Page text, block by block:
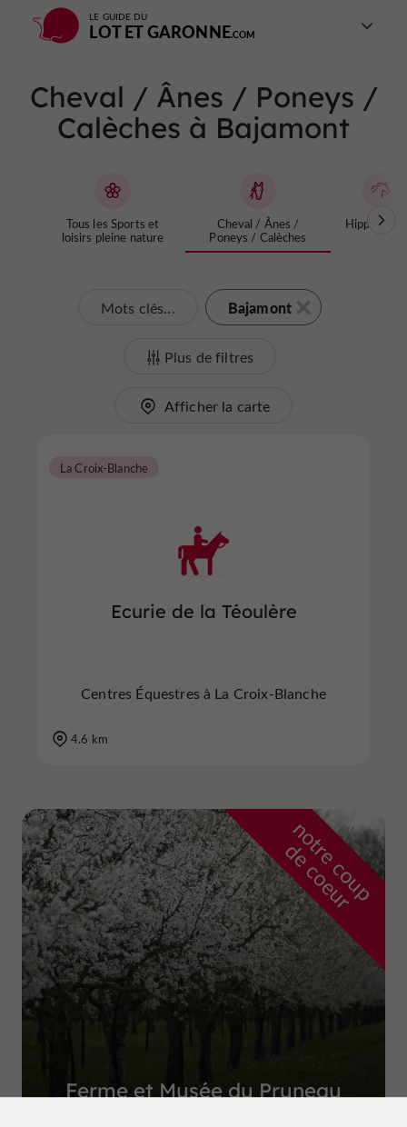
LE GUIDE DU
LOT ET GARONNE
Cheval / Ânes / Poneys /
Calèches à Bajamont
Tous les Sports et
loisirs pleine nature
Cheval / Ânes /
Poneys / Calèches
Mots clés... Bajamont
Plus de filtres
Afficher la carte
Ecurie de la Téoulère
La Croix-Blanche
Centres Équestres à La Croix-Blanche
4.6 km
n
o
t
r
e
c
o
u
p
d
e
c
o
e
u
r
Ferme et Musée du Pruneau